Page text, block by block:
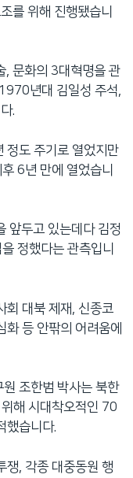
를 위해 진행됐습니
, 문화의 3대혁명을 관
년대 김일성 주석,
.
정도 주기로 열었지만
6년 만에 열었습니
앞두고 있는데다 김정
정했다는 관측입니
회 대북 제재, 신종코
화 등 안팎의 어려움에
조한범 박사는 북한
해 시대착오적인 70
했습니다.
쟁, 각종 대중동원 행